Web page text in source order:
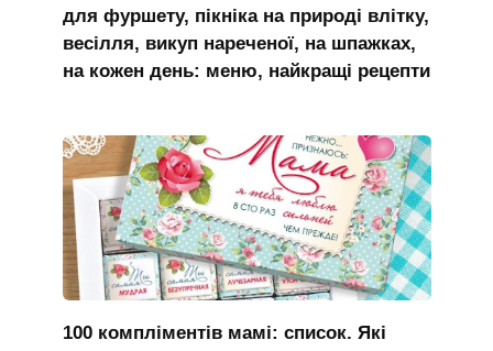
для фуршету, пікніка на природі влітку,
весілля, викуп нареченої, на шпажках,
на кожен день: меню, найкращі рецепти
100 компліментів мамі: список. Які